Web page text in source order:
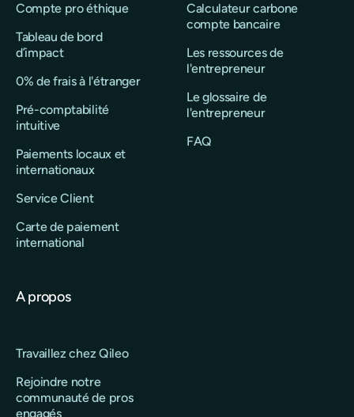
Compte pro éthique
Tableau de bord
d’impact
0% de frais à l'étranger
Pré-comptabilité
intuitive
Paiements locaux et
internationaux
Service Client
Carte de paiement
international
Calculateur carbone
compte bancaire
Les ressources de
l'entrepreneur
Le glossaire de
l'entrepreneur
FAQ
A propos
Travaillez chez Qileo
Rejoindre notre
communauté de pros
engagés